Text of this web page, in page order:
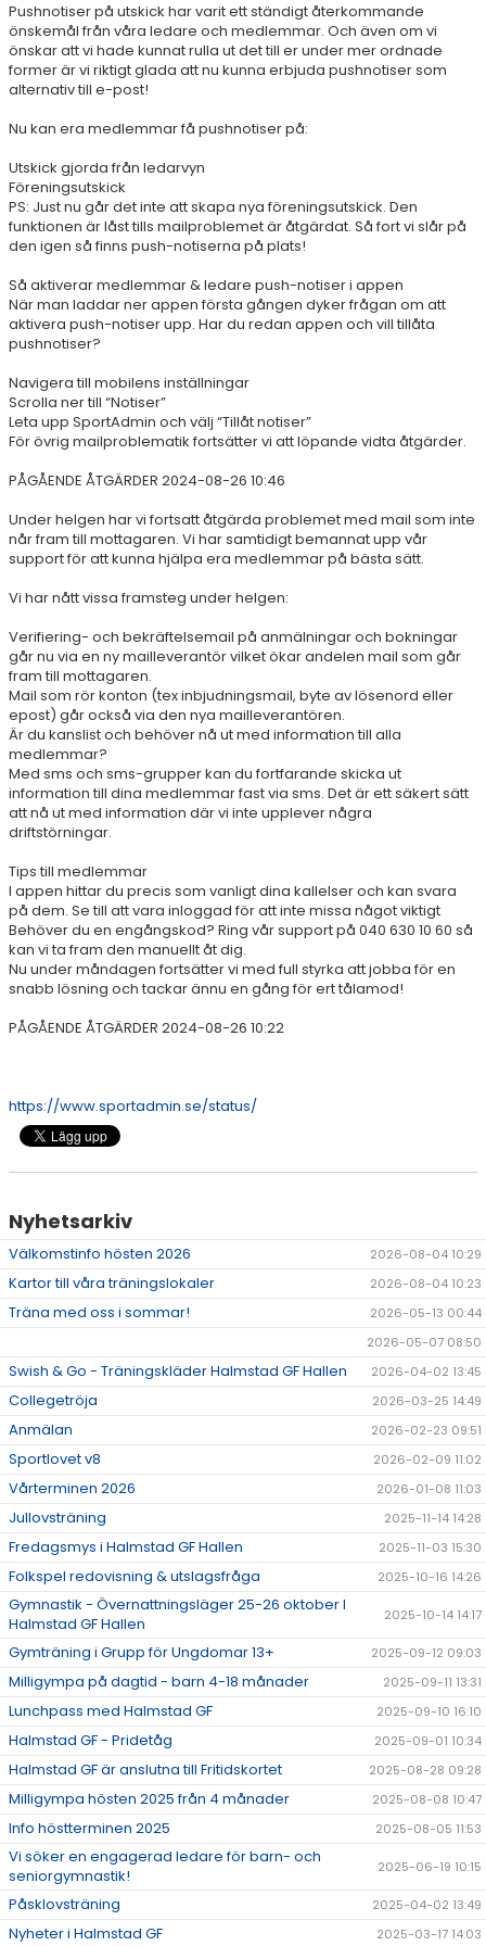
Pushnotiser på utskick har varit ett ständigt återkommande
önskemål från våra ledare och medlemmar. Och även om vi
önskar att vi hade kunnat rulla ut det till er under mer ordnade
former är vi riktigt glada att nu kunna erbjuda pushnotiser som
alternativ till e-post!
Nu kan era medlemmar få pushnotiser på:
Utskick gjorda från ledarvyn
Föreningsutskick
PS: Just nu går det inte att skapa nya föreningsutskick. Den
funktionen är låst tills mailproblemet är åtgärdat. Så fort vi slår på
den igen så finns push-notiserna på plats!
Så aktiverar medlemmar & ledare push-notiser i appen
När man laddar ner appen första gången dyker frågan om att
aktivera push-notiser upp. Har du redan appen och vill tillåta
pushnotiser?
Navigera till mobilens inställningar
Scrolla ner till “Notiser”
Leta upp SportAdmin och välj “Tillåt notiser”
För övrig mailproblematik fortsätter vi att löpande vidta åtgärder.
PÅGÅENDE ÅTGÄRDER 2024-08-26 10:46
Under helgen har vi fortsatt åtgärda problemet med mail som inte
når fram till mottagaren. Vi har samtidigt bemannat upp vår
support för att kunna hjälpa era medlemmar på bästa sätt.
Vi har nått vissa framsteg under helgen:
Verifiering- och bekräftelsemail på anmälningar och bokningar
går nu via en ny mailleverantör vilket ökar andelen mail som går
fram till mottagaren.
Mail som rör konton (tex inbjudningsmail, byte av lösenord eller
epost) går också via den nya mailleverantören.
Är du kanslist och behöver nå ut med information till alla
medlemmar?
Med sms och sms-grupper kan du fortfarande skicka ut
information till dina medlemmar fast via sms. Det är ett säkert sätt
att nå ut med information där vi inte upplever några
driftstörningar.
Tips till medlemmar
I appen hittar du precis som vanligt dina kallelser och kan svara
på dem. Se till att vara inloggad för att inte missa något viktigt
Behöver du en engångskod? Ring vår support på 040 630 10 60 så
kan vi ta fram den manuellt åt dig.
Nu under måndagen fortsätter vi med full styrka att jobba för en
snabb lösning och tackar ännu en gång för ert tålamod!
PÅGÅENDE ÅTGÄRDER 2024-08-26 10:22
https://www.sportadmin.se/status/
Nyhetsarkiv
Välkomstinfo hösten 2026 2026-08-04 10:29
Kartor till våra träningslokaler 2026-08-04 10:23
Träna med oss i sommar!
2026-05-13 00:44
2026-05-07 08:50
Swish & Go - Träningskläder Halmstad GF Hallen 2026-04-02 13:45
Collegetröja 2026-03-25 14:49
Anmälan 2026-02-23 09:51
Sportlovet v8 2026-02-09 11:02
Vårterminen 2026 2026-01-08 11:03
Jullovsträning 2025-11-14 14:28
Fredagsmys i Halmstad GF Hallen 2025-11-03 15:30
Folkspel redovisning & utslagsfråga 2025-10-16 14:26
Gymnastik - Övernattningsläger 25-26 oktober I
Halmstad GF Hallen
2025-10-14 14:17
Gymträning i Grupp för Ungdomar 13+ 2025-09-12 09:03
Milligympa på dagtid - barn 4-18 månader 2025-09-11 13:31
Lunchpass med Halmstad GF 2025-09-10 16:10
Halmstad GF - Pridetåg 2025-09-01 10:34
Halmstad GF är anslutna till Fritidskortet 2025-08-28 09:28
Milligympa hösten 2025 från 4 månader 2025-08-08 10:47
Info höstterminen 2025 2025-08-05 11:53
Vi söker en engagerad ledare för barn- och
seniorgymnastik!
2025-06-19 10:15
Påsklovsträning 2025-04-02 13:49
Nyheter i Halmstad GF 2025-03-17 14:03